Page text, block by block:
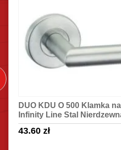
DUO KDU O 500 Klamka
Infinity Line Stal
43.60 zł